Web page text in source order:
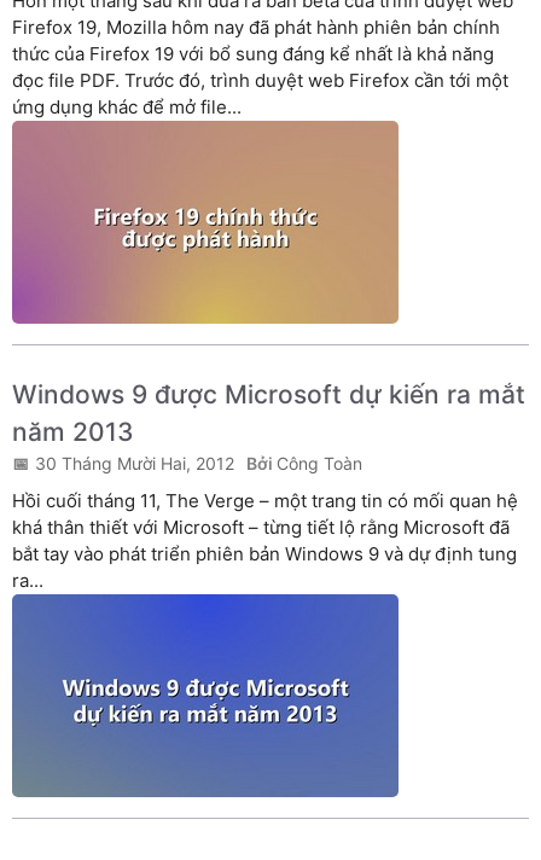
Firefox 19, Mozilla hôm nay đã phát hành phiên bản chính
thức của Firefox 19 với bổ sung đáng kể nhất là khả năng
đọc file PDF. Trước đó, trình duyệt web Firefox cần tới một
ứng dụng khác để mở file...
Windows 9 được Microsoft dự kiến ra mắt
năm 2013
30 Tháng Mười Hai, 2012 Công Toàn
Hồi cuối tháng 11, The Verge – một trang tin có mối quan hệ
khá thân thiết với Microsoft – từng tiết lộ rằng Microsoft đã
bắt tay vào phát triển phiên bản Windows 9 và dự định tung
ra...